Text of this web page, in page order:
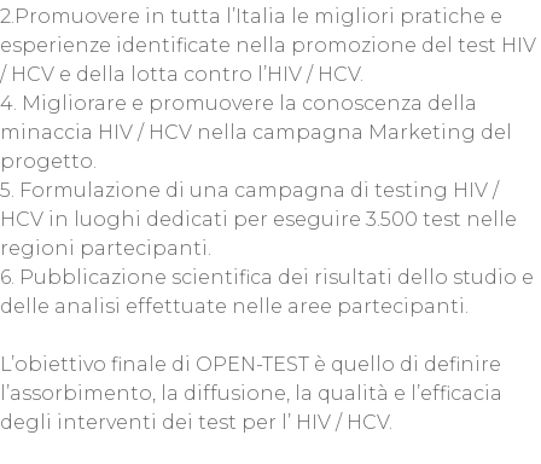
2.Promuovere in tutta l’Italia le migliori pratiche e
esperienze identificate nella promozione del test HIV
/ HCV e della lotta contro l’HIV / HCV.
4. Migliorare e promuovere la conoscenza della
minaccia HIV / HCV nella campagna Marketing del
progetto.
5. Formulazione di una campagna di testing HIV /
HCV in luoghi dedicati per eseguire 3.500 test nelle
regioni partecipanti.
6. Pubblicazione scientifica dei risultati dello studio e
delle analisi effettuate nelle aree partecipanti.
L’obiettivo finale di OPEN-TEST è quello di definire
l’assorbimento, la diffusione, la qualità e l’efficacia
degli interventi dei test per l’ HIV / HCV.